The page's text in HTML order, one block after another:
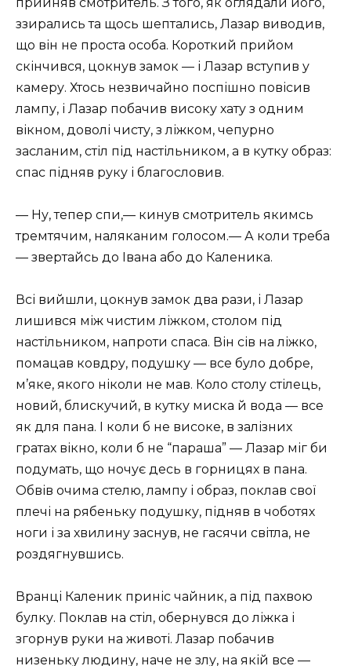
ззирались та щось шептались, Лазар виводив,
що він не проста особа. Короткий прийом
скінчився, цокнув замок — і Лазар вступив у
камеру. Хтось незвичайно поспішно повісив
лампу, і Лазар побачив високу хату з одним
вікном, доволі чисту, з ліжком, чепурно
засланим, стіл під настільником, а в кутку образ:
спас підняв руку і благословив.
— Ну, тепер спи,— кинув смотритель якимсь
тремтячим, наляканим голосом.— А коли треба
— звертайсь до Івана або до Каленика.
Всі вийшли, цокнув замок два рази, і Лазар
лишився між чистим ліжком, столом під
настільником, напроти спаса. Він сів на ліжко,
помацав ковдру, подушку — все було добре,
м’яке, якого ніколи не мав. Коло столу стілець,
новий, блискучий, в кутку миска й вода — все
як для пана. І коли б не високе, в залізних
гратах вікно, коли б не “параша” — Лазар міг би
подумать, що ночує десь в горницях в пана.
Обвів очима стелю, лампу і образ, поклав свої
плечі на рябеньку подушку, підняв в чоботях
ноги і за хвилину заснув, не гасячи світла, не
роздягнувшись.
Вранці Каленик приніс чайник, а під пахвою
булку. Поклав на стіл, обернувся до ліжка і
згорнув руки на животі. Лазар побачив
низеньку людину, наче не злу, на якій все —